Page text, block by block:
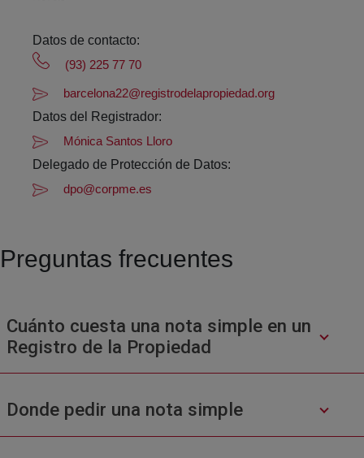
Datos de contacto:
(93) 225 77 70
barcelona22@registrodelapropiedad.org
Datos del Registrador:
Mónica Santos Lloro
Delegado de Protección de Datos:
dpo@corpme.es
Preguntas frecuentes
Cuánto cuesta una nota simple en un
Registro de la Propiedad
Donde pedir una nota simple